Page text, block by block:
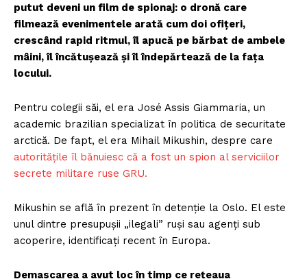
putut deveni un film de spionaj: o dronă care
filmează evenimentele arată cum doi ofițeri,
crescând rapid ritmul, îl apucă pe bărbat de ambele
mâini, îl încătușează și îl îndepărtează de la fața
locului.
Pentru colegii săi, el era José Assis Giammaria, un
academic brazilian specializat în politica de securitate
arctică. De fapt, el era Mihail Mikushin, despre care
autoritățile îl bănuiesc că a fost un spion al serviciilor
secrete militare ruse GRU.
Mikushin se află în prezent în detenție la Oslo. El este
unul dintre presupușii „ilegali” ruși sau agenți sub
acoperire, identificați recent în Europa.
Demascarea a avut loc în timp ce rețeaua